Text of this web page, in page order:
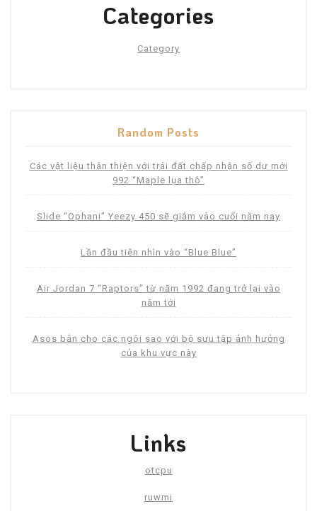
Categories
Category
Random Posts
Các vật liệu thân thiện với trái đất chấp nhận số dư mới
992 “Maple lụa thô”
Slide “Ophani” Yeezy 450 sẽ giảm vào cuối năm nay
Lần đầu tiên nhìn vào “Blue Blue”
Air Jordan 7 “Raptors” từ năm 1992 đang trở lại vào
năm tới
Asos bắn cho các ngôi sao với bộ sưu tập ảnh hưởng
của khu vực này
Links
otcpu
ruwmi